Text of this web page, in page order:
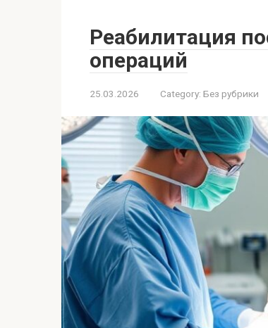
Реабилитация
операций
25.03.2026 Category: Без рубрики